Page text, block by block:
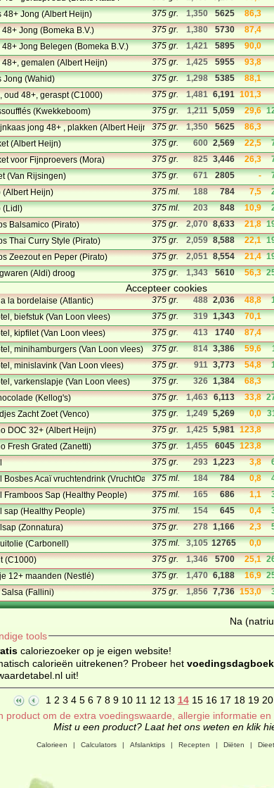
48+ Jong (Albert Heijn)
375 gr. 1,350 5625 86,3
Jong (Bomeka B.V.)
375 gr. 1,380 5730 87,4
Jong Belegen (Bomeka B.V.)
375 gr. 1,421 5895 90,0
gemalen (Albert Heijn)
375 gr. 1,425 5955 93,8
Jong (Wahid)
375 gr. 1,298 5385 88,1
oud 48+, geraspt (C1000)
375 gr. 1,481 6,191 101,3
(Kwekkeboom)
375 gr. 1,211 5,059 29,6
jong 48+ , plakken (Albert Heijn)375 gr. 1,350 5625 86,3
(Albert Heijn)
375 gr. 600 2,569 22,5
voor Fijnproevers (Mora)
375 gr. 825 3,446 26,3
(Van Rijsingen)
375 gr. 671 2805 -
(Albert Heijn)
375 ml. 188 784 7,5
(Lidl)
375 ml. 203 848 10,9
Balsamico (Pirato)
375 gr. 2,070 8,633 21,8
Thai Curry Style (Pirato)
375 gr. 2,059 8,588 22,1
Zeezout en Peper (Pirato)
375 gr. 2,051 8,554 21,4
(Aldi) droog
375 gr. 1,343 5610 56,3
Accepteer cookies
la bordelaise (Atlantic) 375 gr. 488 2,036 48,8
biefstuk (Van Loon vlees)
375 gr. 319 1,343 70,1
kipfilet (Van Loon vlees)
375 gr. 413 1740 87,4
minihamburgers (Van Loon vlees)
375 gr. 814 3,386 59,6
minislavink (Van Loon vlees)
375 gr. 911 3,773 54,8
varkenslapje (Van Loon vlees)
375 gr. 326 1,384 68,3
(Kellog's)
375 gr. 1,463 6,113 33,8
Zacht Zoet (Venco)
375 gr. 1,249 5,269 0,0
DOC 32+ (Albert Heijn)
375 gr. 1,425 5,981 123,8
Fresh Grated (Zanetti)
375 gr. 1,455 6045 123,8
375 gr. 293 1,223 3,8
Bosbes Acaï vruchtendrink (VruchtOase)375 ml. 184 784 0,8
Framboos Sap (Healthy People)
375 ml. 165 686 1,1
sap (Healthy People)
375 ml. 154 645 0,4
(Zonnatura)
375 gr. 278 1,166 2,3
(Carbonell)
375 ml. 3,105 12765 0,0
(C1000)
375 gr. 1,346 5700 25,1
12+ maanden (Nestlé)
375 gr. 1,470 6,188 16,9
(Fallini)
375 gr. 1,856 7,736 153,0
Na
tools
caloriezoeker op je eigen website!
calorieën uitrekenen? Probeer het voedingsdagboek
uit!
1 2 3 4 5 6 7 8 9 10 11 12 13 14 15 16 17 18 19 20
product om de extra voedingswaarde, allergie informatie en
Mist u een product? Laat het ons weten en klik
Calorieen | Calculators | Afslanktips | Recepten | Diëten |